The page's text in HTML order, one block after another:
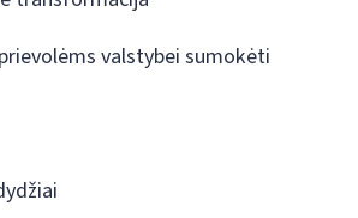
valstybei sumokėti